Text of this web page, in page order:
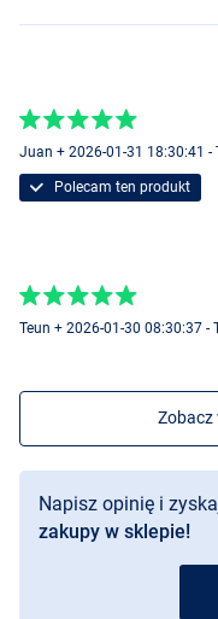
Juan + 2026-01-31 18:30:41 -
Polecam ten produkt
Teun + 2026-01-30 08:30:37 -
Zobacz
Napisz opinię i
zakupy w sklepie!